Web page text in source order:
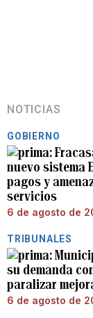
NOTICIAS
GOBIERNO
nuevo sistema
pagos y
servicios
6 de agosto de
TRIBUNALES
su demanda
paralizar
6 de agosto de